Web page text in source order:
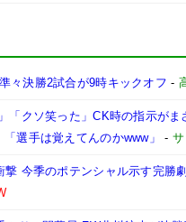
々決勝2試合が9時キックオフ -
「クソ笑った」CK時の指示が
選手は覚えてんのかwww」
-
撃 今季のポテンシャル示す完勝